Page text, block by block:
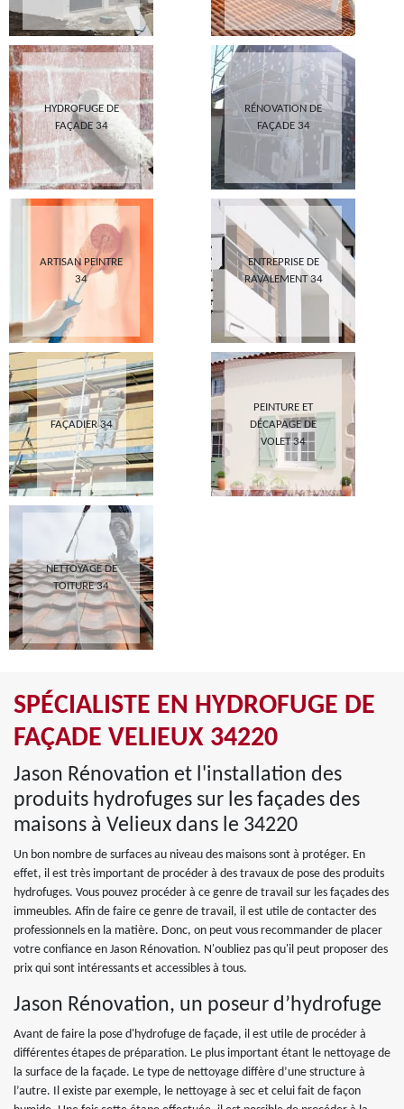
HYDROFUGE DE
FAÇADE 34
RÉNOVATION DE
FAÇADE 34
ARTISAN PEINTRE
34
ENTREPRISE DE
RAVALEMENT 34
FAÇADIER 34
PEINTURE ET
DÉCAPAGE DE
VOLET 34
NETTOYAGE DE
TOITURE 34
SPÉCIALISTE EN HYDROFUGE DE
FAÇADE VELIEUX 34220
Jason Rénovation et l'installation des
produits hydrofuges sur les façades des
maisons à Velieux dans le 34220
Un bon nombre de surfaces au niveau des maisons sont à protéger. En
effet, il est très important de procéder à des travaux de pose des produits
hydrofuges. Vous pouvez procéder à ce genre de travail sur les façades des
immeubles. Afin de faire ce genre de travail, il est utile de contacter des
professionnels en la matière. Donc, on peut vous recommander de placer
votre confiance en Jason Rénovation. N'oubliez pas qu'il peut proposer des
prix qui sont intéressants et accessibles à tous.
Jason Rénovation, un poseur d’hydrofuge
Avant de faire la pose d'hydrofuge de façade, il est utile de procéder à
différentes étapes de préparation. Le plus important étant le nettoyage de
la surface de la façade. Le type de nettoyage diffère d’une structure à
l’autre. Il existe par exemple, le nettoyage à sec et celui fait de façon